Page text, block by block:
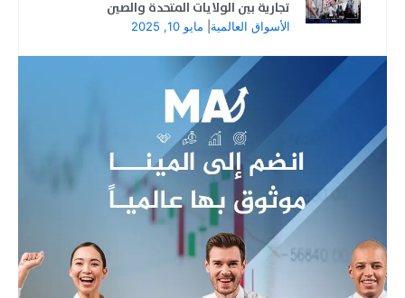
تجارية بين الولايات المتحدة والصين
الأسواق العالمية مايو 10, 2025